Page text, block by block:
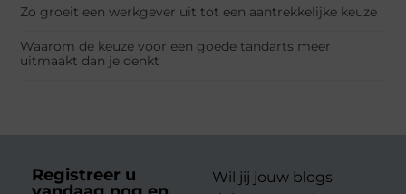
Zo groeit een werkgever uit tot een aantrekkelijke keuze
Waarom de keuze voor een goede tandarts meer
uitmaakt dan je denkt
Registreer u
Wil jij jouw blogs